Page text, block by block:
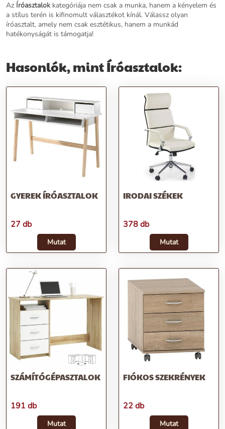
Az Íróasztalok kategóriája nem csak a munka, hanem a kényelem és
a stílus terén is kifinomult választékot kínál. Válassz olyan
íróasztalt, amely nem csak esztétikus, hanem a munkád
hatékonyságát is támogatja!
Hasonlók, mint Íróasztalok:
GYEREK ÍRÓASZTALOK
27 db
Mutat
IRODAI SZÉKEK
378 db
Mutat
SZÁMÍTÓGÉPASZTALOK
191 db
Mutat
FIÓKOS SZEKRÉNYEK
22 db
Mutat